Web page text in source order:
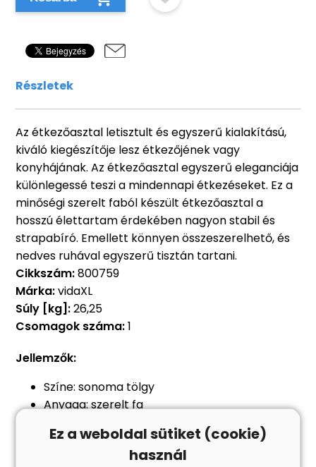
Részletek
Az étkezőasztal letisztult és egyszerű kialakítású,
kiváló kiegészítője lesz étkezőjének vagy
konyhájának. Az étkezőasztal egyszerű eleganciája
különlegessé teszi a mindennapi étkezéseket. Ez a
minőségi szerelt faból készült étkezőasztal a
hosszú élettartam érdekében nagyon stabil és
strapabíró. Emellett könnyen összeszerelhető, és
nedves ruhával egyszerű tisztán tartani.
Cikkszám:800759
Márka:vidaXL
Súly [kg]:26,25
Csomagok száma:1
Jellemzők:
Színe: sonoma tölgy
Anyaga: szerelt fa
Ma)
Egyszerű és letisztult vonalak
Ez a weboldal sütiket (cookie)
használ